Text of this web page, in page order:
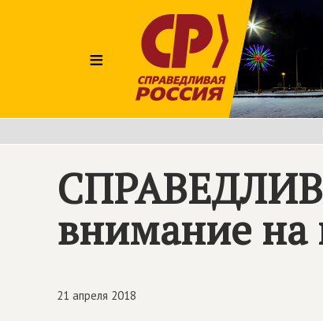
≡
внимание на
21 апреля 2018